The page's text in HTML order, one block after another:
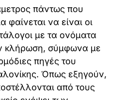
πάντως που
φαίνεται να είναι οι
με τα ονόματα
κλήρωση, σύμφωνα με
πηγές του
Όπως εξηγούν,
από τους